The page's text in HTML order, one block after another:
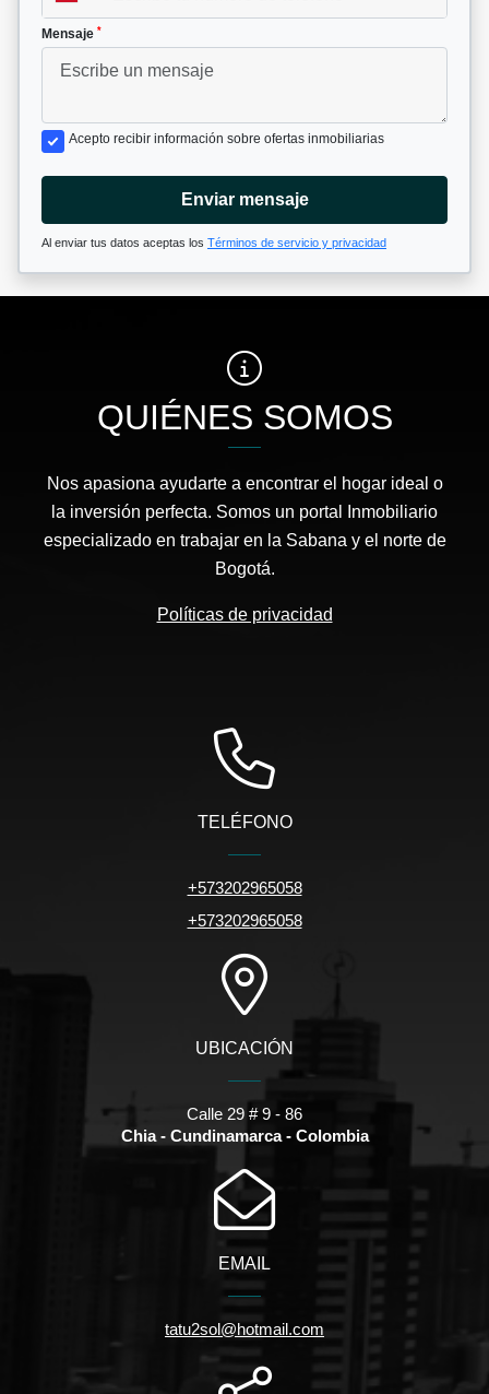
Mensaje *
Acepto recibir información sobre ofertas inmobiliarias
Enviar mensaje
Al enviar tus datos aceptas los Términos de servicio y privacidad
QUIÉNES SOMOS
Nos apasiona ayudarte a encontrar el hogar ideal o
la inversión perfecta. Somos un portal Inmobiliario
especializado en trabajar en la Sabana y el norte de
Bogotá.
Políticas de privacidad
TELÉFONO
+573202965058
+573202965058
UBICACIÓN
Calle 29 # 9 - 86
Chia - Cundinamarca - Colombia
EMAIL
tatu2sol@hotmail.com